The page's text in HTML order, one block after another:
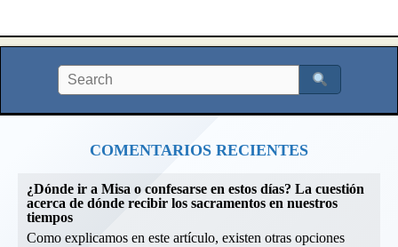
COMENTARIOS RECIENTES
¿Dónde ir a Misa o confesarse en estos días? La cuestión
acerca de dónde recibir los sacramentos en nuestros
tiempos
Como explicamos en este artículo, existen otras opciones